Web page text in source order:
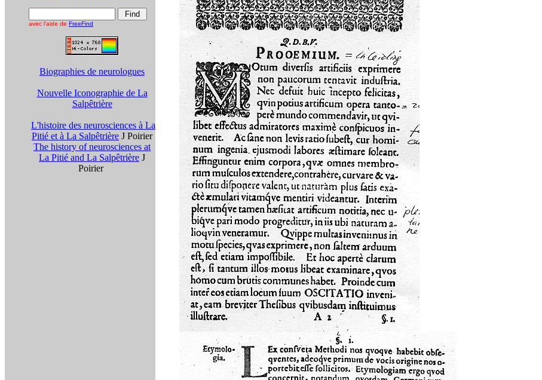
avec l'aide de FreeFind
Biographies de neurologues
Nouvelle Iconographie de La
Salpêtrière
L'histoire des neurosciences à La
Pitié et à La Salpêtrière J Poirier
The history of neurosciences at
La Pitié and La Salpêtrière J
Poirier